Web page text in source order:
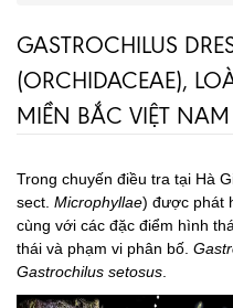
GASTROCHILUS
(ORCHIDACEAE),
MIỀN BẮC VIỆT NAM
Trong chuyến điều tra tại Hà
sect. Microphyllae) được phát
cùng với các đặc điểm hình
thái và phạm vi phân bố.
Gastrochilus setosus